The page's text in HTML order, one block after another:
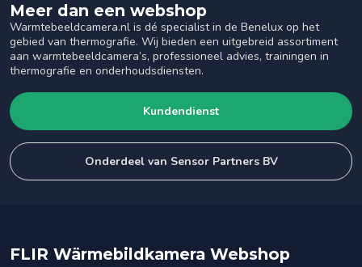
Meer dan een webshop
Warmtebeeldcamera.nl is dé specialist in de Benelux op het
gebied van thermografie. Wij bieden een uitgebreid assortiment
aan warmtebeeldcamera’s, professioneel advies, trainingen in
thermografie en onderhoudsdiensten.
Kundendienst
Onderdeel van Sensor Partners BV
FLIR Wärmebildkamera Webshop